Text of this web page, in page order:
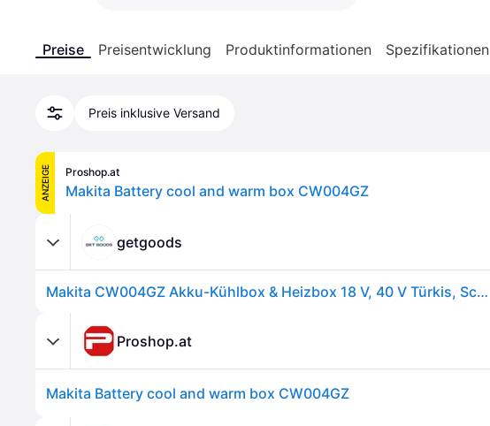
Preise Preisentwicklung Produktinformationen Spezifikationen
Preis inklusive Versand
ANZEIGE Proshop.at
Makita Battery cool and warm box CW004GZ
getgoods
Makita CW004GZ Akku-Kühlbox & Heizbox 18 V, 40 V Türkis, Schwarz 29 l -18 °C
Proshop.at
Makita Battery cool and warm box CW004GZ